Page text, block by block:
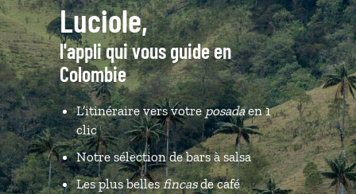
Luciole,
l'appli qui vous guide en
Colombie
L’itinéraire vers votreposadaen 1
clic
Notre sélection de bars à salsa
Les plus bellesfincasde café